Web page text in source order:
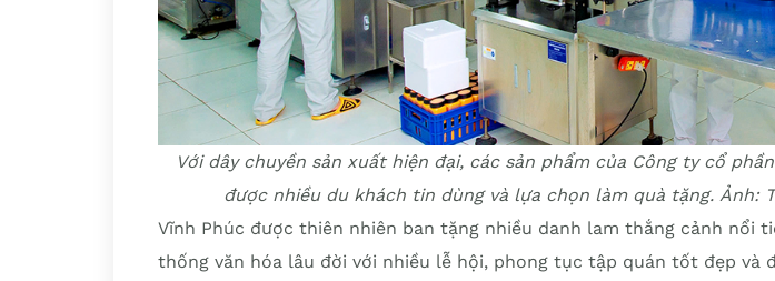
Với dây chuyền sản xuất hiện đại, các sản phẩm của Công ty cổ
được nhiều du khách tin dùng và lựa chọn làm quà tặng. Ảnh:
Vĩnh Phúc được thiên nhiên ban tặng nhiều danh lam thắng cảnh nổi
thống văn hóa lâu đời với nhiều lễ hội, phong tục tập quán tốt đẹp và